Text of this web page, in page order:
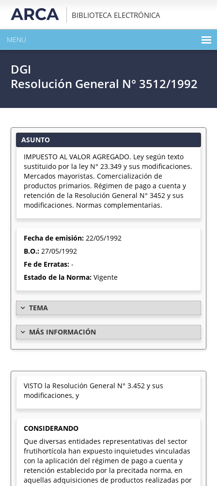
BIBLIOTECA ELECTRÓNICA
MENU
EXPANDIR TODO EL CONTENIDO DE LA PUBLICACIÓN
DGI
Resolución General N° 3512/1992
ASUNTO
IMPUESTO AL VALOR AGREGADO. Ley según texto
sustituido por la ley N° 23.349 y sus modificaciones.
Mercados mayoristas. Comercialización de
productos primarios. Régimen de pago a cuenta y
retención de la Resolución General N° 3452 y sus
modificaciones. Normas complementarias.
Fecha de emisión:22/05/1992
B.O.:27/05/1992
Fe de Erratas:-
Estado de la Norma:Vigente
TEMA
MÁS INFORMACIÓN
VISTO la Resolución General N° 3.452 y sus
modificaciones, y
CONSIDERANDO
Que diversas entidades representativas del sector
frutihortícola han expuesto inquietudes vinculadas
con la aplicación del régimen de pago a cuenta y
retención establecido por la precitada norma, en
aquellas adquisiciones de productos realizadas por